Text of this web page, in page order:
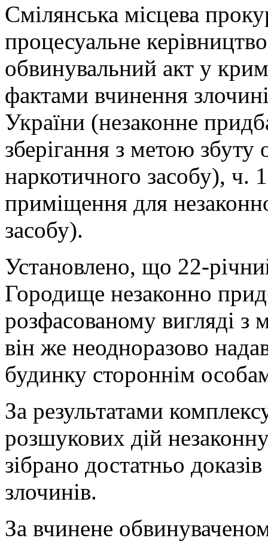
Смілянська місцева
процесуальне
обвинувальний акт у
фактами вчинення
України (незаконне
зберігання з метою збуту
наркотичного засобу), ч.
приміщення для
засобу).
Установлено, що 22-
Городище незаконно
розфасованому вигляді з
він же неодноразово
будинку стороннім
За результатами
розшукових дій
зібрано достатньо
злочинів.
За вчинене